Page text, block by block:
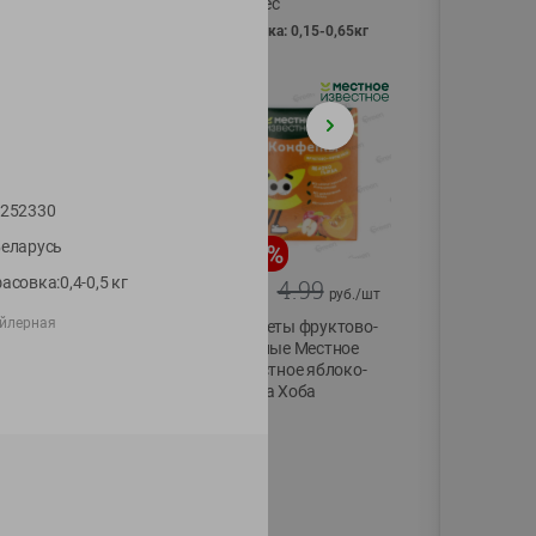
фасовка: 0,15-0,65кг
-13%
6.89
5.99
Яйца перепелиные
%
4.99 руб./шт
Конфеты фруктово-
ягодные Местное
известное яблоко-
тыква Хоба
0,5 кг